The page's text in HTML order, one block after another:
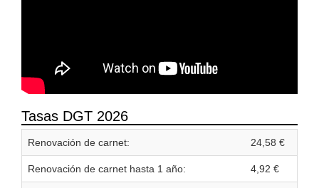
Tasas DGT 2026
Renovación de carnet: 24,58 €
Renovación de carnet hasta 1 año: 4,92 €